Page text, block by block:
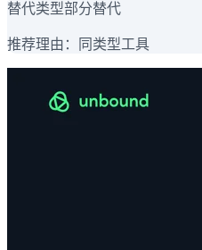
替代类型部分替代
推荐理由： 同类型工具